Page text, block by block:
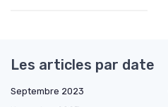
Les articles par date
Septembre 2023